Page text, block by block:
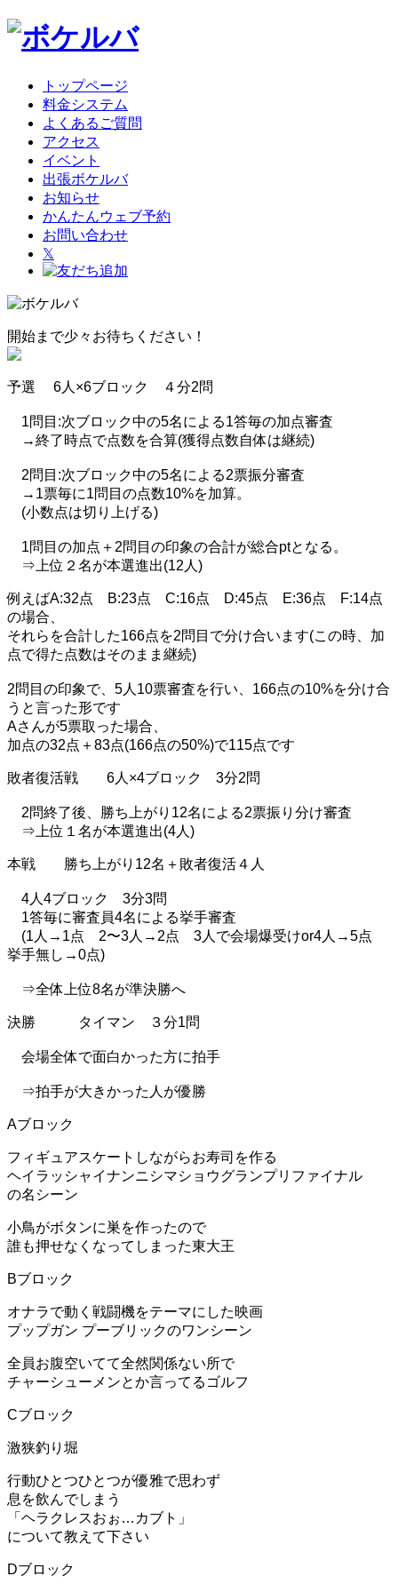
トップページ
料金システム
よくあるご質問
アクセス
イベント
出張ボケルバ
お知らせ
かんたんウェブ予約
お問い合わせ
𝕏
開始まで少々お待ちください！
予選 6人×6ブロック ４分2問
1問目:次ブロック中の5名による1答毎の加点審査
→終了時点で点数を合算(獲得点数自体は継続)
2問目:次ブロック中の5名による2票振分審査
→1票毎に1問目の点数10%を加算。
(小数点は切り上げる)
1問目の加点＋2問目の印象の合計が総合ptとなる。
⇒上位２名が本選進出(12人)
例えばA:32点 B:23点 C:16点 D:45点 E:36点 F:14点
の場合、
それらを合計した166点を2問目で分け合います(この時、加
点で得た点数はそのまま継続)
2問目の印象で、5人10票審査を行い、166点の10%を分け合
うと言った形です
Aさんが5票取った場合、
加点の32点＋83点(166点の50%)で115点です
敗者復活戦 6人×4ブロック 3分2問
2問終了後、勝ち上がり12名による2票振り分け審査
⇒上位１名が本選進出(4人)
本戦 勝ち上がり12名＋敗者復活４人
4人4ブロック 3分3問
1答毎に審査員4名による挙手審査
(1人→1点 2〜3人→2点 3人で会場爆受けor4人→5点
挙手無し→0点)
⇒全体上位8名が準決勝へ
決勝 タイマン ３分1問
会場全体で面白かった方に拍手
⇒拍手が大きかった人が優勝
Aブロック
フィギュアスケートしながらお寿司を作る
ヘイラッシャイナンニシマショウグランプリファイナル
の名シーン
小鳥がボタンに巣を作ったので
誰も押せなくなってしまった東大王
Bブロック
オナラで動く戦闘機をテーマにした映画
プップガン プーブリックのワンシーン
全員お腹空いてて全然関係ない所で
チャーシューメンとか言ってるゴルフ
Cブロック
激狭釣り堀
行動ひとつひとつが優雅で思わず
息を飲んでしまう
「ヘラクレスおぉ…カブト」
について教えて下さい
Dブロック